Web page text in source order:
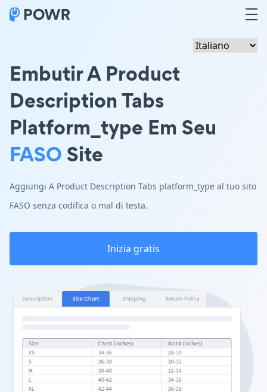
Embutir A Product
Description Tabs
Platform_type Em Seu
FASOSite
Aggiungi A Product Description Tabs platform_type al tuo sito
FASO senza codifica o mal di testa.
Inizia gratis